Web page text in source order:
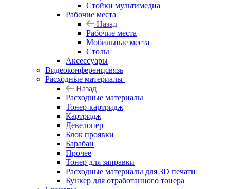
Стойки мультимедиа
Рабочие места
Назад
Рабочие места
Мобильные места
Столы
Аксессуары
Видеоконференцсвязь
Расходные материалы
Назад
Расходные материалы
Тонер-картридж
Картридж
Девелопер
Блок проявки
Барабан
Прочее
Тонер для заправки
Расходные материалы для 3D печати
Бункер для отработанного тонера